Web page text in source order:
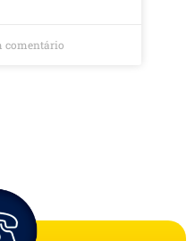
comentário